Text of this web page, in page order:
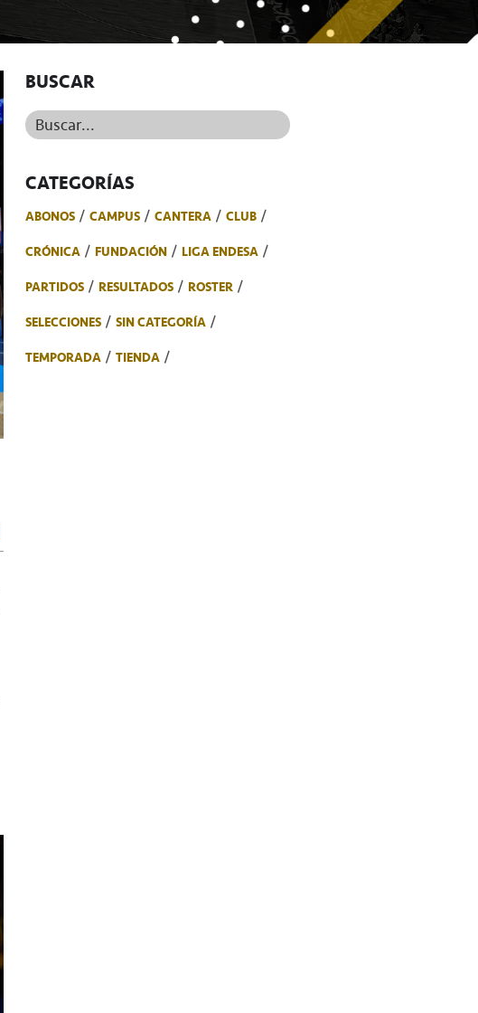
BUSCAR
Buscar...
CATEGORÍAS
ABONOS CAMPUS CANTERA
CLUB
CRÓNICA
FUNDACIÓN
LIGA ENDESA
PARTIDOS
RESULTADOS
ROSTER
SELECCIONES
SIN CATEGORÍA
TEMPORADA
TIENDA